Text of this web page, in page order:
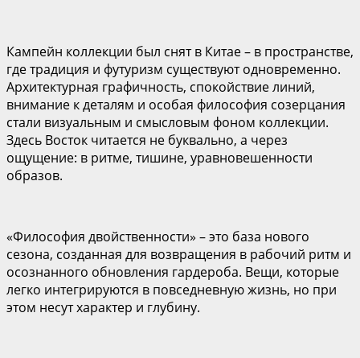
Кампейн коллекции был снят в Китае – в пространстве,
где традиция и футуризм существуют одновременно.
Архитектурная графичность, спокойствие линий,
внимание к деталям и особая философия созерцания
стали визуальным и смысловым фоном коллекции.
Здесь Восток читается не буквально, а через
ощущение: в ритме, тишине, уравновешенности
образов.
«Философия двойственности» – это база нового
сезона, созданная для возвращения в рабочий ритм и
осознанного обновления гардероба. Вещи, которые
легко интегрируются в повседневную жизнь, но при
этом несут характер и глубину.